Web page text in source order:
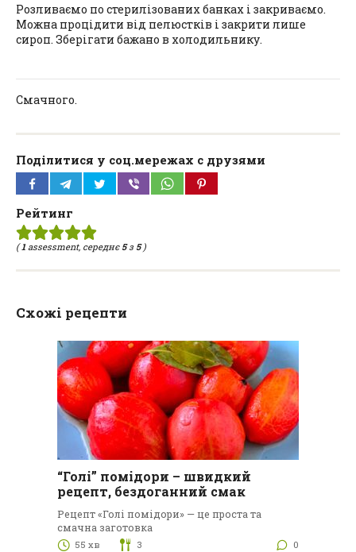
Розливаємо по стерилізованих банках і закриваємо.
Можна процідити від пелюстків і закрити лише
сироп. Зберігати бажано в холодильнику.
Смачного.
Поділитися у соц.мережах с друзями
Рейтинг
(1assessment, середнє5з 5)
Схожі рецепти
“Голі” помідори – швидкий
рецепт, бездоганний смак
Рецепт «Голі помідори» — це проста та
смачна заготовка
55 хв 3 0